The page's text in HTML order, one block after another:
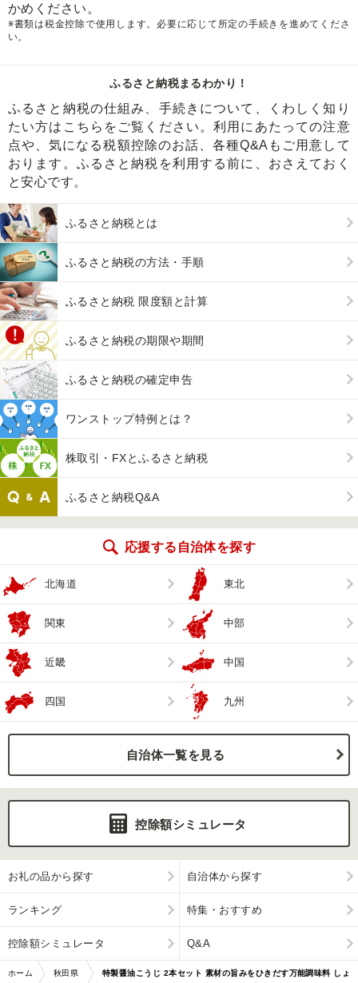
かめください。
※書類は税金控除で使用します。必要に応じて所定の手続きを進めてくださ
い。
ふるさと納税まるわかり！
ふるさと納税の仕組み、手続きについて、くわしく知り
たい方はこちらをご覧ください。利用にあたっての注意
点や、気になる税額控除のお話、各種Q&Aもご用意して
おります。ふるさと納税を利用する前に、おさえておく
と安心です。
ふるさと納税とは
ふるさと納税の方法・手順
ふるさと納税 限度額と計算
ふるさと納税の期限や期間
ふるさと納税の確定申告
ワンストップ特例とは？
株取引・FXとふるさと納税
ふるさと納税Q&A
応援する自治体を探す
北海道 東北
関東 中部
近畿 中国
四国 九州
自治体一覧を見る
控除額シミュレータ
お礼の品から探す 自治体から探す
ランキング 特集・おすすめ
控除額シミュレータ Q&A
ホーム 秋田県 特製醤油こうじ 2本セット 素材の旨みをひきだす万能調味料 しょ